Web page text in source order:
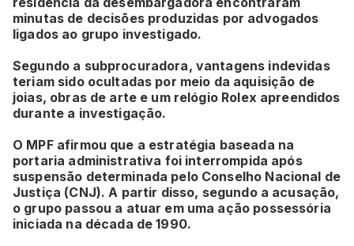
minutas de decisões produzidas por advogados
ligados ao grupo investigado.
Segundo a subprocuradora, vantagens indevidas
teriam sido ocultadas por meio da aquisição de
joias, obras de arte e um relógio Rolex apreendidos
durante a investigação.
O MPF afirmou que a estratégia baseada na
portaria administrativa foi interrompida após
suspensão determinada pelo Conselho Nacional de
Justiça (CNJ). A partir disso, segundo a acusação,
o grupo passou a atuar em uma ação possessória
iniciada na década de 1990.